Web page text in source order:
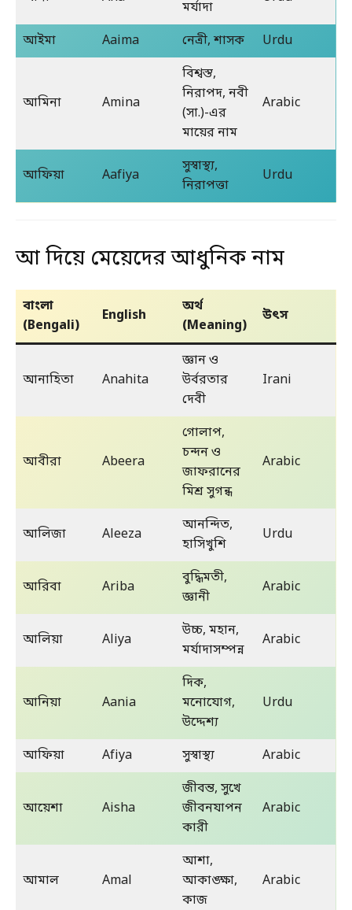
মর্যাদা
আইমা Aaima নেত্রী, শাসক Urdu
আমিনা Amina
বিশ্বস্ত,
নিরাপদ, নবী
(সা.)-এর
মায়ের নাম
Arabic
আফিয়া Aafiya
সুস্বাস্থ্য,
নিরাপত্তা
Urdu
আ দিয়ে মেয়েদের আধুনিক নাম
বাংলা
(Bengali)
English
অর্থ
(Meaning)
উৎস
আনাহিতা Anahita
জ্ঞান ও
উর্বরতার
দেবী
Irani
আবীরা Abeera
গোলাপ,
চন্দন ও
জাফরানের
মিশ্র সুগন্ধ
Arabic
আলিজা Aleeza
আনন্দিত,
হাসিখুশি
Urdu
আরিবা Ariba
বুদ্ধিমতী,
জ্ঞানী
Arabic
আলিয়া Aliya
উচ্চ, মহান,
মর্যাদাসম্পন্ন
Arabic
আনিয়া Aania
দিক,
মনোযোগ,
উদ্দেশ্য
Urdu
আফিয়া Afiya সুস্বাস্থ্য Arabic
আয়েশা Aisha
জীবন্ত, সুখে
জীবনযাপন
কারী
Arabic
আমাল Amal
আশা,
আকাঙ্ক্ষা,
কাজ
Arabic